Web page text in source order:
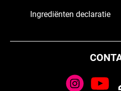
Ingrediënten declaratie